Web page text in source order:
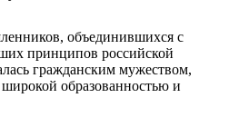
объединившихся с
принципов российской
гражданским мужеством,
образованностью и